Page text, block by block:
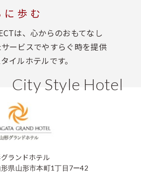
歩む
は、心からのおもてなし
ービスでやすらぐ時を提供
イルホテルです。
City Style Hotel
ランドホテル
県山形市本町1丁目7ー42